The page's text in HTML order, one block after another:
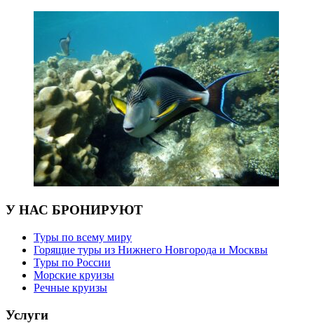
У НАС БРОНИРУЮТ
Туры по всему миру
Горящие туры из Нижнего Новгорода и Москвы
Туры по России
Морские круизы
Речные круизы
Услуги